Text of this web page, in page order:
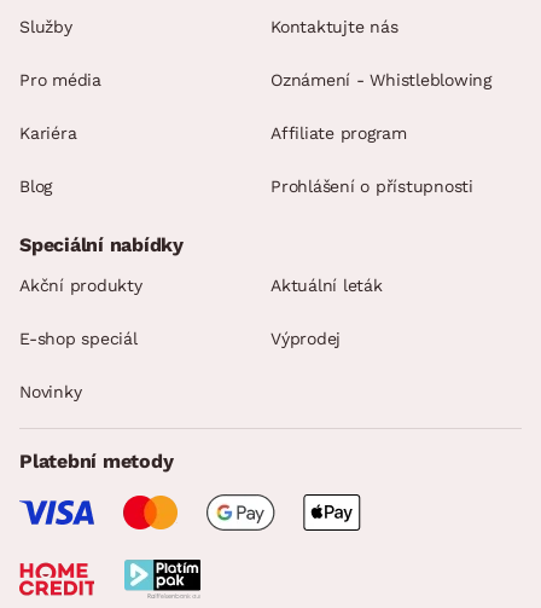
Služby
Pro média
Kariéra
Blog
Kontaktujte nás
Oznámení - Whistleblowing
Affiliate program
Prohlášení o přístupnosti
Speciální nabídky
Akční produkty Aktuální leták
E-shop speciál Výprodej
Novinky
Platební metody